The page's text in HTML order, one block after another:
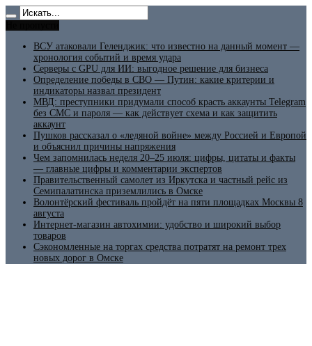
ВСУ атаковали Геленджик: что известно на данный момент —
хронология событий и время удара
Серверы с GPU для ИИ: выгодное решение для бизнеса
Определение победы в СВО — Путин: какие критерии и
индикаторы назвал президент
МВД: преступники придумали способ красть аккаунты Telegram
без СМС и пароля — как действует схема и как защитить
аккаунт
Пушков рассказал о «ледяной войне» между Россией и Европой
и объяснил причины напряжения
Чем запомнилась неделя 20–25 июля: цифры, цитаты и факты
— главные цифры и комментарии экспертов
Правительственный самолет из Иркутска и частный рейс из
Семипалатинска приземлились в Омске
Волонтёрский фестиваль пройдёт на пяти площадках Москвы 8
августа
Интернет-магазин автохимии: удобство и широкий выбор
товаров
Сэкономленные на торгах средства потратят на ремонт трех
новых дорог в Омске